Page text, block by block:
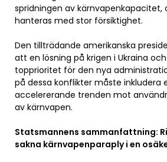
spridningen av kärnvapenkapacitet,
hanteras med stor försiktighet.
Den tillträdande amerikanska
att en lösning på krigen i Ukraina
topprioritet för den nya
på dessa konflikter måste inkludera
accelererande trenden mot
av kärnvapen.
Statsmannens sammanfattning:
sakna kärnvapenparaply i en